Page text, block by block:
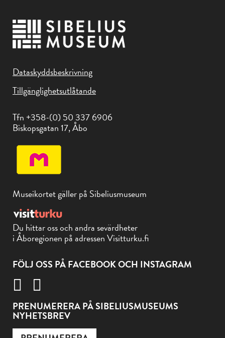
Dataskyddsbeskrivning
Tillgänglighetsutlåtande
Tfn +358-(0) 50 337 6906
Biskopsgatan 17, Åbo
Museikortet gäller på Sibeliusmuseum
Du hittar oss och andra sevärdheter
i Åboregionen på adressen Visitturku.fi
FÖLJ OSS PÅ FACEBOOK OCH INSTAGRAM
PRENUMERERA PÅ SIBELIUSMUSEUMS
NYHETSBREV